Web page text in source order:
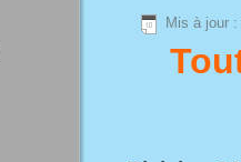
Mis à jour